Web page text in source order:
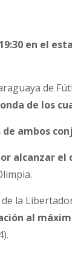
en el
de
de los
ambos
alcanzar el
la
al